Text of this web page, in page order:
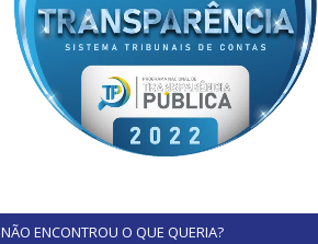
NÃO ENCONTROU O QUE QUERIA?